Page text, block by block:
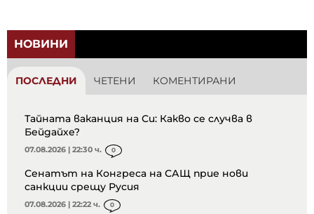
НОВИНИ
ПОСЛЕДНИ ЧЕТЕНИ КОМЕНТИРАНИ
Тайната ваканция на Си: Какво се случва в
Бейдайхе?
07.08.2026 | 22:30 ч. 0
Сенатът на Конгреса на САЩ прие нови
санкции срещу Русия
07.08.2026 | 22:22 ч. 0